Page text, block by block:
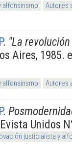
alfonsinsmo
Autores
. "La
Aires, 1985.
alfonsinsmo Autores
.
Unidos
justicialista y